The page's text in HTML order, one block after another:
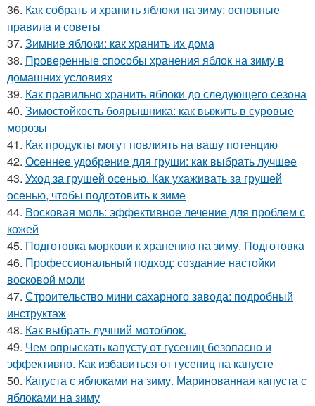
36. Как собрать и хранить яблоки на зиму: основные
правила и советы
37. Зимние яблоки: как хранить их дома
38. Проверенные способы хранения яблок на зиму в
домашних условиях
39. Как правильно хранить яблоки до следующего сезона
40. Зимостойкость боярышника: как выжить в суровые
морозы
41. Как продукты могут повлиять на вашу потенцию
42. Осеннее удобрение для груши: как выбрать лучшее
43. Уход за грушей осенью. Как ухаживать за грушей
осенью, чтобы подготовить к зиме
44. Восковая моль: эффективное лечение для проблем с
кожей
45. Подготовка моркови к хранению на зиму. Подготовка
46. Профессиональный подход: создание настойки
восковой моли
47. Строительство мини сахарного завода: подробный
инструктаж
48. Как выбрать лучший мотоблок.
49. Чем опрыскать капусту от гусениц безопасно и
эффективно. Как избавиться от гусениц на капусте
50. Капуста с яблоками на зиму. Маринованная капуста с
яблоками на зиму